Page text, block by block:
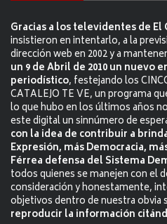
Gracias a los televidentes de El
insistieron en intentarlo, a la
dirección web en 2002 y a
un 9 de Abril de 2010 un nuevo
periodístico, festejando los
CATALEJO TE VE, un programa
lo que hubo en los últimos años
este digital un sinnúmero de
con la idea de contribuir a
Expresión, más Democracia,
Férrea defensa del Sistema
todos quienes se manejen con el
consideración y honestamente,
objetivos dentro de nuestra obvia
reproducir la información